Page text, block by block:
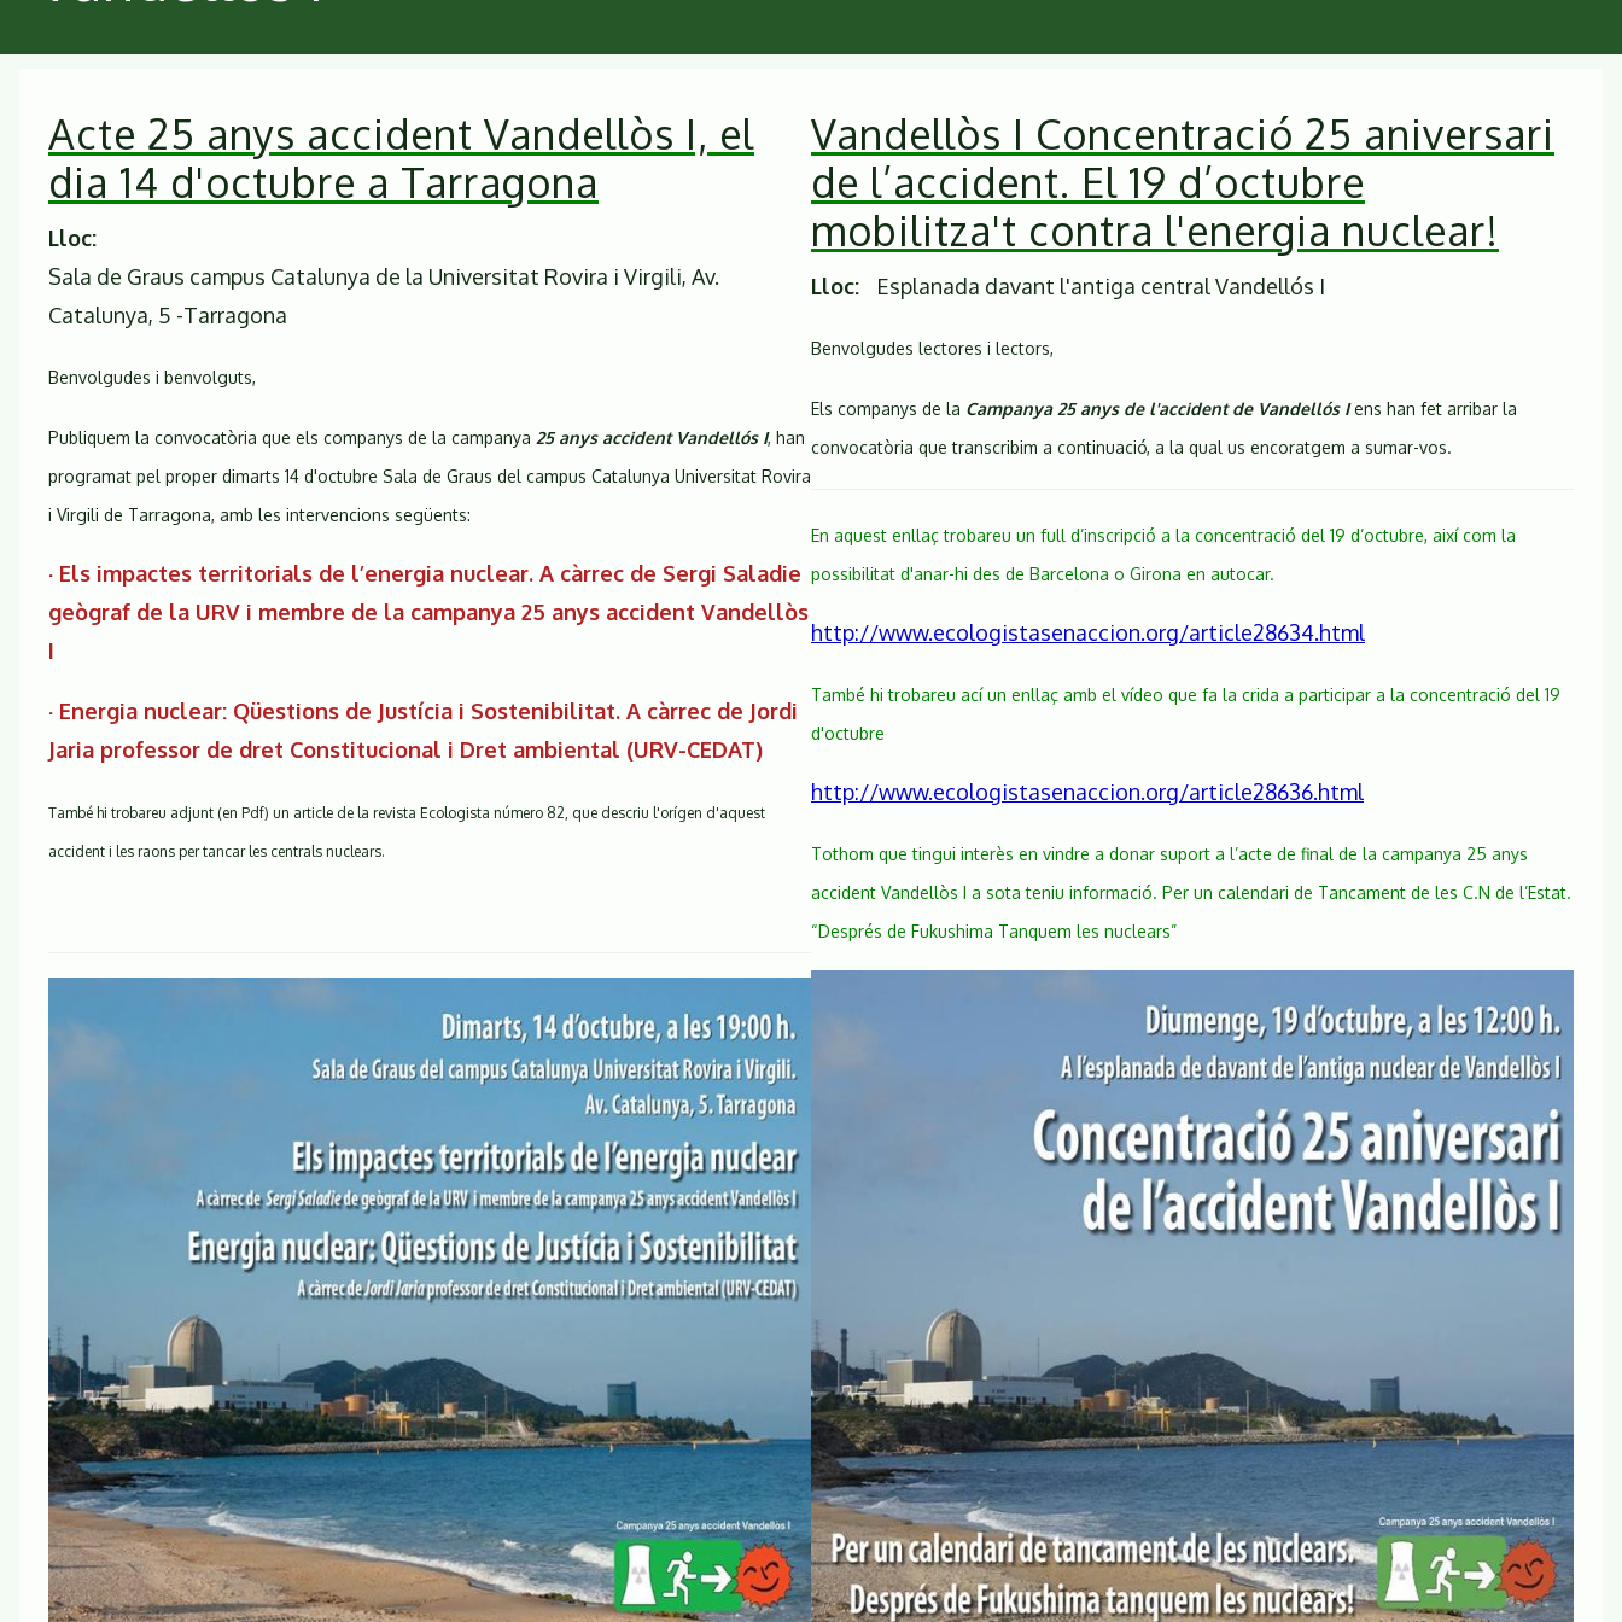
Acte 25 anys accident Vandellòs I, el
dia 14 d'octubre a Tarragona
Lloc
Sala de Graus campus Catalunya de la Universitat Rovira i Virgili, Av.
Catalunya, 5 -Tarragona
Benvolgudes i benvolguts,
Publiquem la convocatòria que els companys de la campanya 25 anys accident Vandellós I, han
programat pel proper dimarts 14 d'octubre Sala de Graus del campus Catalunya Universitat Rovira
i Virgili de Tarragona, amb les intervencions següents:
· Els impactes territorials de l’energia nuclear. A càrrec de Sergi Saladie
geògraf de la URV i membre de la campanya 25 anys accident Vandellòs
I
· Energia nuclear: Qüestions de Justícia i Sostenibilitat. A càrrec de Jordi
Jaria professor de dret Constitucional i Dret ambiental (URV-CEDAT)
També hi trobareu adjunt (en Pdf) un article de la revista Ecologista número 82, que descriu l'orígen d'aquest
accident i les raons per tancar les centrals nuclears.
Vandellòs I Concentració 25 aniversari
de l’accident. El 19 d’octubre
mobilitza't contra l'energia nuclear!
Lloc Esplanada davant l'antiga central Vandellós I
Benvolgudes lectores i lectors,
Els companys de la Campanya 25 anys de l'accident de Vandellós Iens han fet arribar la
convocatòria que transcribim a continuació, a la qual us encoratgem a sumar-vos.
En aquest enllaç trobareu un full d’inscripció a la concentració del 19 d’octubre, així com la
possibilitat d'anar-hi des de Barcelona o Girona en autocar.
http://www.ecologistasenaccion.org/article28634.html
També hi trobareu ací un enllaç amb el vídeo que fa la crida a participar a la concentració del 19
d'octubre
http://www.ecologistasenaccion.org/article28636.html
Tothom que tingui interès en vindre a donar suport a l’acte de final de la campanya 25 anys
accident Vandellòs I a sota teniu informació. Per un calendari de Tancament de les C.N de l’Estat.
“Després de Fukushima Tanquem les nuclears”